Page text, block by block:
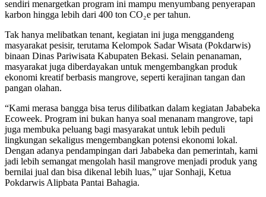
sendiri menargetkan program ini mampu menyumbang penyerapan
karbon hingga lebih dari 400 ton CO₂e per tahun.
Tak hanya melibatkan tenant, kegiatan ini juga menggandeng
masyarakat pesisir, terutama Kelompok Sadar Wisata (Pokdarwis)
binaan Dinas Pariwisata Kabupaten Bekasi. Selain penanaman,
masyarakat juga diberdayakan untuk mengembangkan produk
ekonomi kreatif berbasis mangrove, seperti kerajinan tangan dan
pangan olahan.
“Kami merasa bangga bisa terus dilibatkan dalam kegiatan Jababeka
Ecoweek. Program ini bukan hanya soal menanam mangrove, tapi
juga membuka peluang bagi masyarakat untuk lebih peduli
lingkungan sekaligus mengembangkan potensi ekonomi lokal.
Dengan adanya pendampingan dari Jababeka dan pemerintah, kami
jadi lebih semangat mengolah hasil mangrove menjadi produk yang
bernilai jual dan bisa dikenal lebih luas,” ujar Sonhaji, Ketua
Pokdarwis Alipbata Pantai Bahagia.